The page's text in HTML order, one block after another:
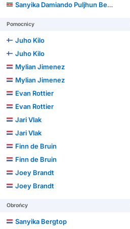
Sanyika Damiando Puljhun Bergtop
Pomocnicy
Juho Kilo
Juho Kilo
Mylian Jimenez
Mylian Jimenez
Evan Rottier
Evan Rottier
Jari Vlak
Jari Vlak
Finn de Bruin
Finn de Bruin
Joey Brandt
Joey Brandt
Obrońcy
Sanyika Bergtop